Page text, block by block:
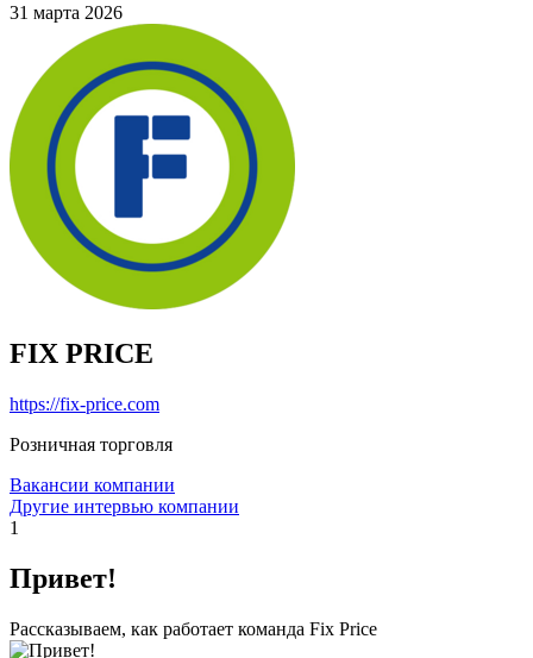
31 марта 2026
FIX PRICE
https://fix-price.com
Розничная торговля
Вакансии компании
Другие интервью компании
1
Привет!
Рассказываем, как работает команда Fix Price